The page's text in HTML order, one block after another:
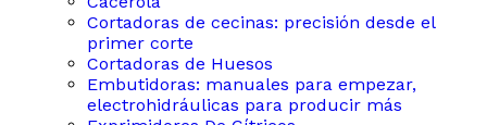
Cortadoras de cecinas: precisión desde el
primer corte
Cortadoras de Huesos
Embutidoras: manuales para empezar,
electrohidráulicas para producir más